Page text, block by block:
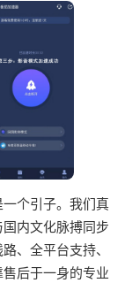
个引子。我们真
内文化脉搏同步
、全平台支持、
后于一身的专业